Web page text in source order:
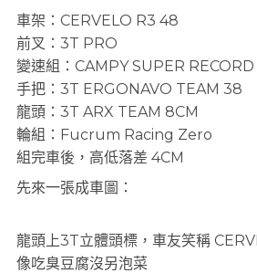
車架：CERVELO R3 48
前叉：3T PRO
變速組：CAMPY SUPER RECORD
手把：3T ERGONAVO TEAM 38
龍頭：3T ARX TEAM 8CM
輪組：Fucrum Racing Zero
組完車後，高低落差 4CM
先來一張成車圖：
龍頭上3T立體頭標，車友笑稱
像吃臭豆腐沒另泡菜